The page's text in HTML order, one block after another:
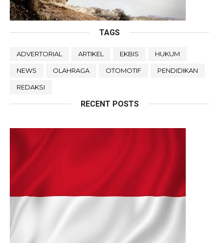
TAGS
ADVERTORIAL ARTIKEL EKBIS HUKUM
NEWS OLAHRAGA OTOMOTIF PENDIDIKAN
REDAKSI
RECENT POSTS